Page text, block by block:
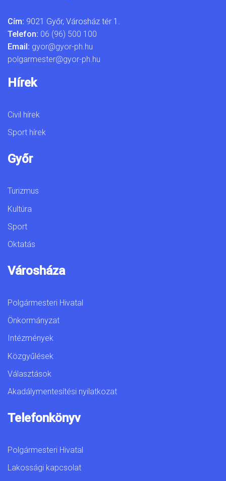
Cím: 9021 Győr, Városház tér 1.
Telefon: 06 (96) 500 100
Email: gyor@gyor-ph.hu
polgarmester@gyor-ph.hu
Hírek
Civil hírek
Sport hírek
Győr
Turizmus
Kultúra
Sport
Oktatás
Városháza
Polgármesteri Hivatal
Önkormányzat
Intézmények
Közgyűlések
Választások
Akadálymentesítési nyilatkozat
Telefonkönyv
Polgármesteri Hivatal
Lakossági kapcsolat